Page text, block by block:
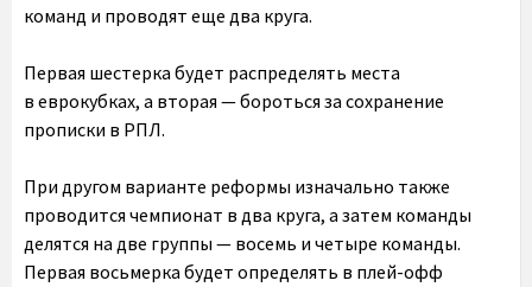
команд и проводят еще два круга.
Первая шестерка будет распределять места
в еврокубках, а вторая — бороться за сохранение
прописки в РПЛ.
При другом варианте реформы изначально также
проводится чемпионат в два круга, а затем команды
делятся на две группы — восемь и четыре команды.
Первая восьмерка будет определять в плей-офф